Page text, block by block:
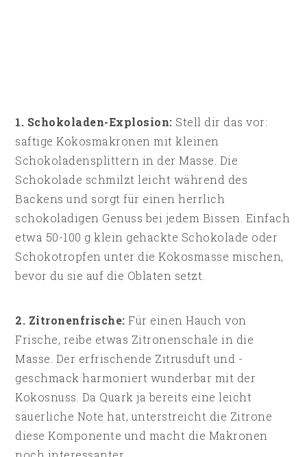
1. Schokoladen-Explosion: Stell dir das vor:
saftige Kokosmakronen mit kleinen
Schokoladensplittern in der Masse. Die
Schokolade schmilzt leicht während des
Backens und sorgt für einen herrlich
schokoladigen Genuss bei jedem Bissen. Einfach
etwa 50-100 g klein gehackte Schokolade oder
Schokotropfen unter die Kokosmasse mischen,
bevor du sie auf die Oblaten setzt.
2. Zitronenfrische: Für einen Hauch von
Frische, reibe etwas Zitronenschale in die
Masse. Der erfrischende Zitrusduft und -
geschmack harmoniert wunderbar mit der
Kokosnuss. Da Quark ja bereits eine leicht
säuerliche Note hat, unterstreicht die Zitrone
diese Komponente und macht die Makronen